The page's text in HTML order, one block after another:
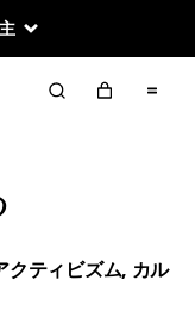
クティビズム, カル